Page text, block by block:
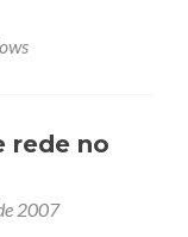
rede no
2007